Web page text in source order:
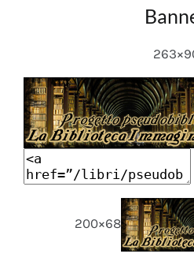
200×68